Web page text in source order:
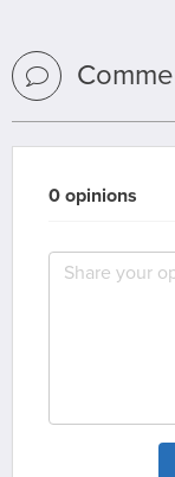
0 opinions